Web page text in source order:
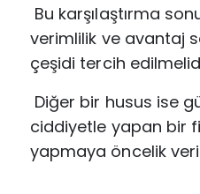
Bu karşılaştırma
verimlilik ve avantaj
çeşidi tercih
Diğer bir husus ise
ciddiyetle yapan bir
yapmaya öncelik